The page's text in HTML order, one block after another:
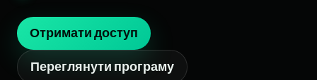
Отримати доступ
Переглянути програму